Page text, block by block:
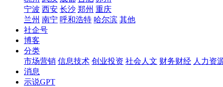
宁波 西安 长沙 郑州 重庆
兰州 南宁 呼和浩特 哈尔滨 其他
社企号
博客
分类
市场营销 信息技术 创业投资 社会人文 财务财经 人力资
消息
示说GPT